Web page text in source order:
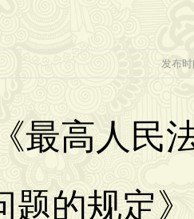
发布
高人民
题的规定